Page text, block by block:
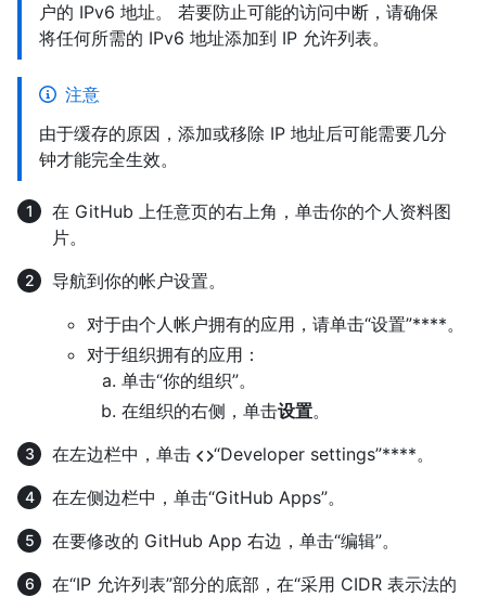
户的 IPv6 地址。 若要防止可能的访问中断，请确保
将任何所需的 IPv6 地址添加到 IP 允许列表。
注意
由于缓存的原因，添加或移除 IP 地址后可能需要几分
钟才能完全生效。
在 GitHub 上任意页的右上角，单击你的个人资料图
片。
导航到你的帐户设置。
对于由个人帐户拥有的应用，请单击“设置”****。
对于组织拥有的应用：
单击“你的组织”。
在组织的右侧，单击设置。
在左边栏中，单击
“Developer settings”****。
在左侧边栏中，单击“GitHub Apps”。
在要修改的 GitHub App 右边，单击“编辑”。
在“IP 允许列表”部分的底部，在“采用 CIDR 表示法的